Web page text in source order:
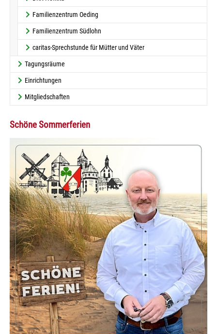
Familienzentrum Oeding
Familienzentrum Südlohn
caritas-Sprechstunde für Mütter und Väter
Tagungsräume
Einrichtungen
Mitgliedschaften
Schöne Sommerferien